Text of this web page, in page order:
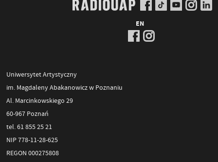
EN
Uniwersytet Artystyczny
im. Magdaleny Abakanowicz w Poznaniu
Al. Marcinkowskiego 29
60-967 Poznań
tel. 61 855 25 21
NIP 778-11-28-625
REGON 000275808